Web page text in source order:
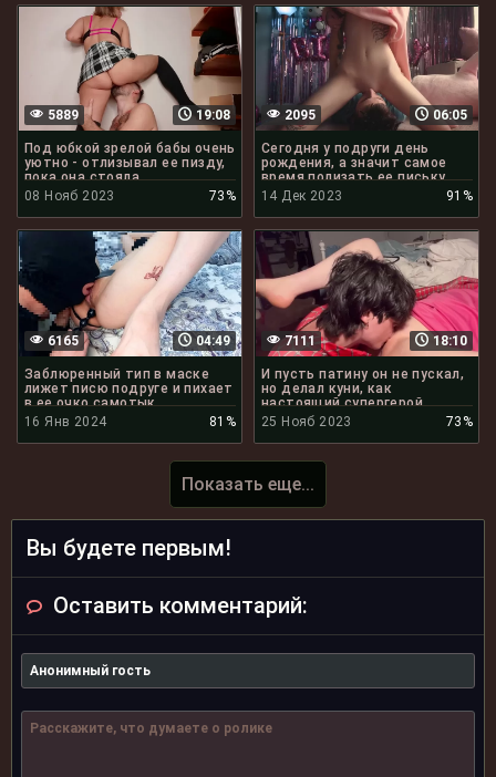
19:08
5889
Под юбкой зрелой бабы очень
уютно - отлизывал ее пизду,
пока она стояла
08 Нояб 2023
73%
06:05
2095
Сегодня у подруги день
рождения, а значит самое
время полизать ее письку
14 Дек 2023
91%
04:49
6165
Заблюренный тип в маске
лижет писю подруге и пихает
в ее очко самотык
16 Янв 2024
81%
18:10
7111
И пусть патину он не пускал,
но делал куни, как
настоящий супергерой
25 Нояб 2023
73%
Показать еще...
Вы будете первым!
Оставить комментарий: